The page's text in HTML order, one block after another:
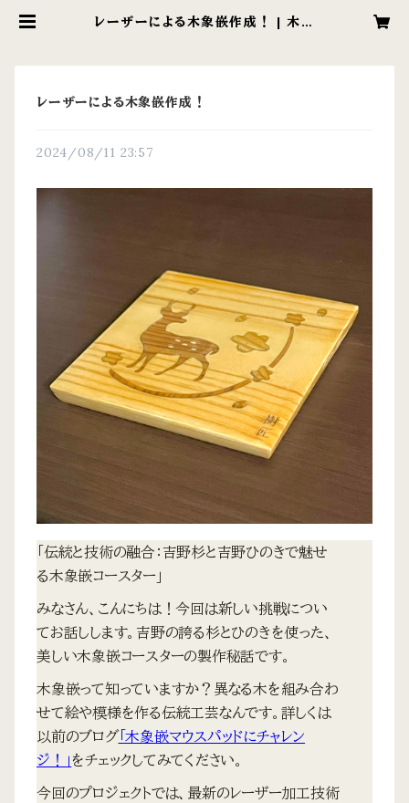
レーザーによる木象嵌作成！ | 木工
レーザーによる木象嵌作成！
2024/08/11 23:57
「伝統と技術の融合：吉野杉と吉野ひのきで魅せ
る木象嵌コースター」
みなさん、こんにちは！今回は新しい挑戦につい
てお話しします。吉野の誇る杉とひのきを使った、
美しい木象嵌コースターの製作秘話です。
木象嵌って知っていますか？異なる木を組み合わ
せて絵や模様を作る伝統工芸なんです。詳しくは
以前のブログ「木象嵌マウスパッドにチャレン
ジ！」をチェックしてみてください。
今回のプロジェクトでは、最新のレーザー加工技術